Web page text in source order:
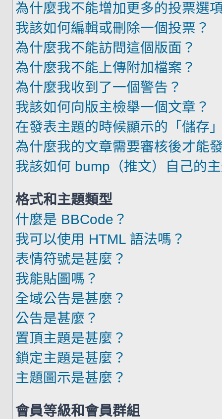
為什麼我不能增加更多的投票選
我該如何編輯或刪除一個投票？
為什麼我不能訪問這個版面？
為什麼我不能上傳附加檔案？
為什麼我收到了一個警告？
我該如何向版主檢舉一個文章？
在發表主題的時候顯示的「儲存
為什麼我的文章需要審核後才能
我該如何 bump（推文）自己的
格式和主題類型
什麼是 BBCode？
我可以使用 HTML 語法嗎？
表情符號是甚麼？
我能貼圖嗎？
全域公告是甚麼？
公告是甚麼？
置頂主題是甚麼？
鎖定主題是甚麼？
主題圖示是甚麼？
會員等級和會員群組